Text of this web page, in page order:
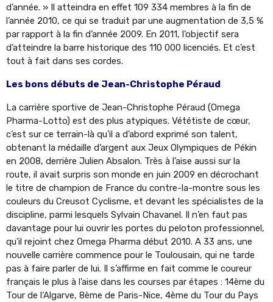
d’année. » Il atteindra en effet 109 334 membres à la fin de
l’année 2010, ce qui se traduit par une augmentation de 3,5 %
par rapport à la fin d’année 2009. En 2011, l’objectif sera
d’atteindre la barre historique des 110 000 licenciés. Et c’est
tout à fait dans ses cordes.
Les bons débuts de Jean-Christophe Péraud
La carrière sportive de Jean-Christophe Péraud (Omega
Pharma-Lotto) est des plus atypiques. Vététiste de cœur,
c’est sur ce terrain-là qu’il a d’abord exprimé son talent,
obtenant la médaille d’argent aux Jeux Olympiques de Pékin
en 2008, derrière Julien Absalon. Très à l’aise aussi sur la
route, il avait surpris son monde en juin 2009 en décrochant
le titre de champion de France du contre-la-montre sous les
couleurs du Creusot Cyclisme, et devant les spécialistes de la
discipline, parmi lesquels Sylvain Chavanel. Il n’en faut pas
davantage pour lui ouvrir les portes du peloton professionnel,
qu’il rejoint chez Omega Pharma début 2010. A 33 ans, une
nouvelle carrière commence pour le Toulousain, qui ne tarde
pas à faire parler de lui. Il s’affirme en fait comme le coureur
français le plus à l’aise dans les courses par étapes : 14ème du
Tour de l’Algarve, 8ème de Paris-Nice, 4ème du Tour du Pays